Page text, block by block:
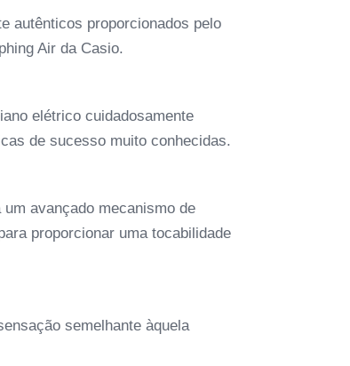
autênticos proporcionados pelo
Air da Casio.
elétrico cuidadosamente
de sucesso muito conhecidas.
avançado mecanismo de
proporcionar uma tocabilidade
semelhante àquela